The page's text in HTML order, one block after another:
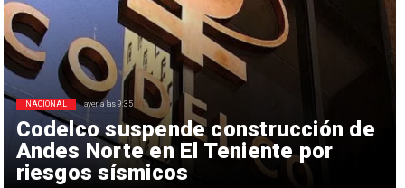
Codelco suspende construcción de
Andes Norte en El Teniente por
riesgos sísmicos
NACIONAL ayer a las 9:35